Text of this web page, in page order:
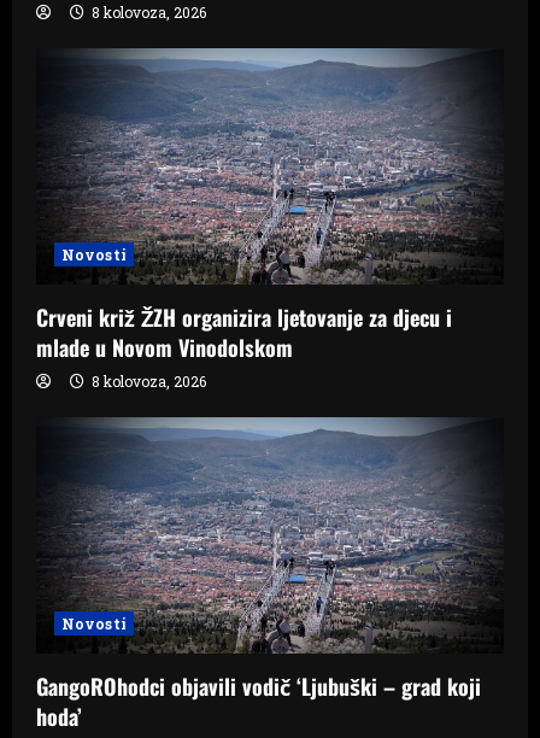
8 kolovoza, 2026
Novosti
Crveni križ ŽZH organizira ljetovanje za djecu i
mlade u Novom Vinodolskom
8 kolovoza, 2026
Novosti
GangoROhodci objavili vodič ‘Ljubuški – grad koji
hoda’